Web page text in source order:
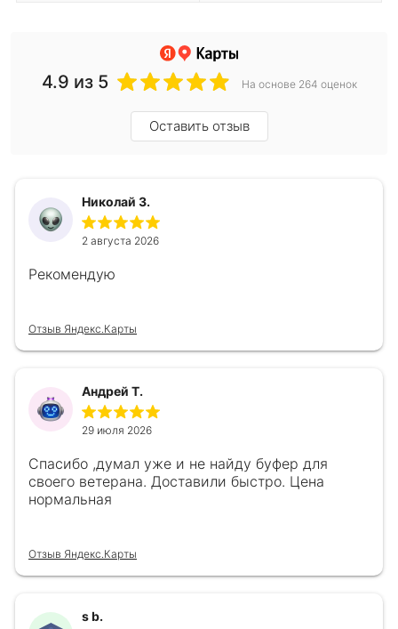
4.9 из 5 На основе 264 оценок
Оставить отзыв
Николай З.
2 августа 2026
Рекомендую
Отзыв Яндекс.Карты
Андрей Т.
29 июля 2026
Спасибо ,думал уже и не найду буфер для
своего ветерана. Доставили быстро. Цена
нормальная
Отзыв Яндекс.Карты
s b.